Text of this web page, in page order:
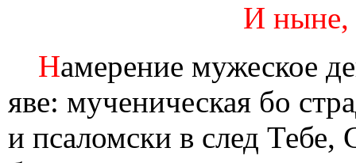
И ныне,
Намерение мужеское
яве: мученическая бо
и псаломски в след